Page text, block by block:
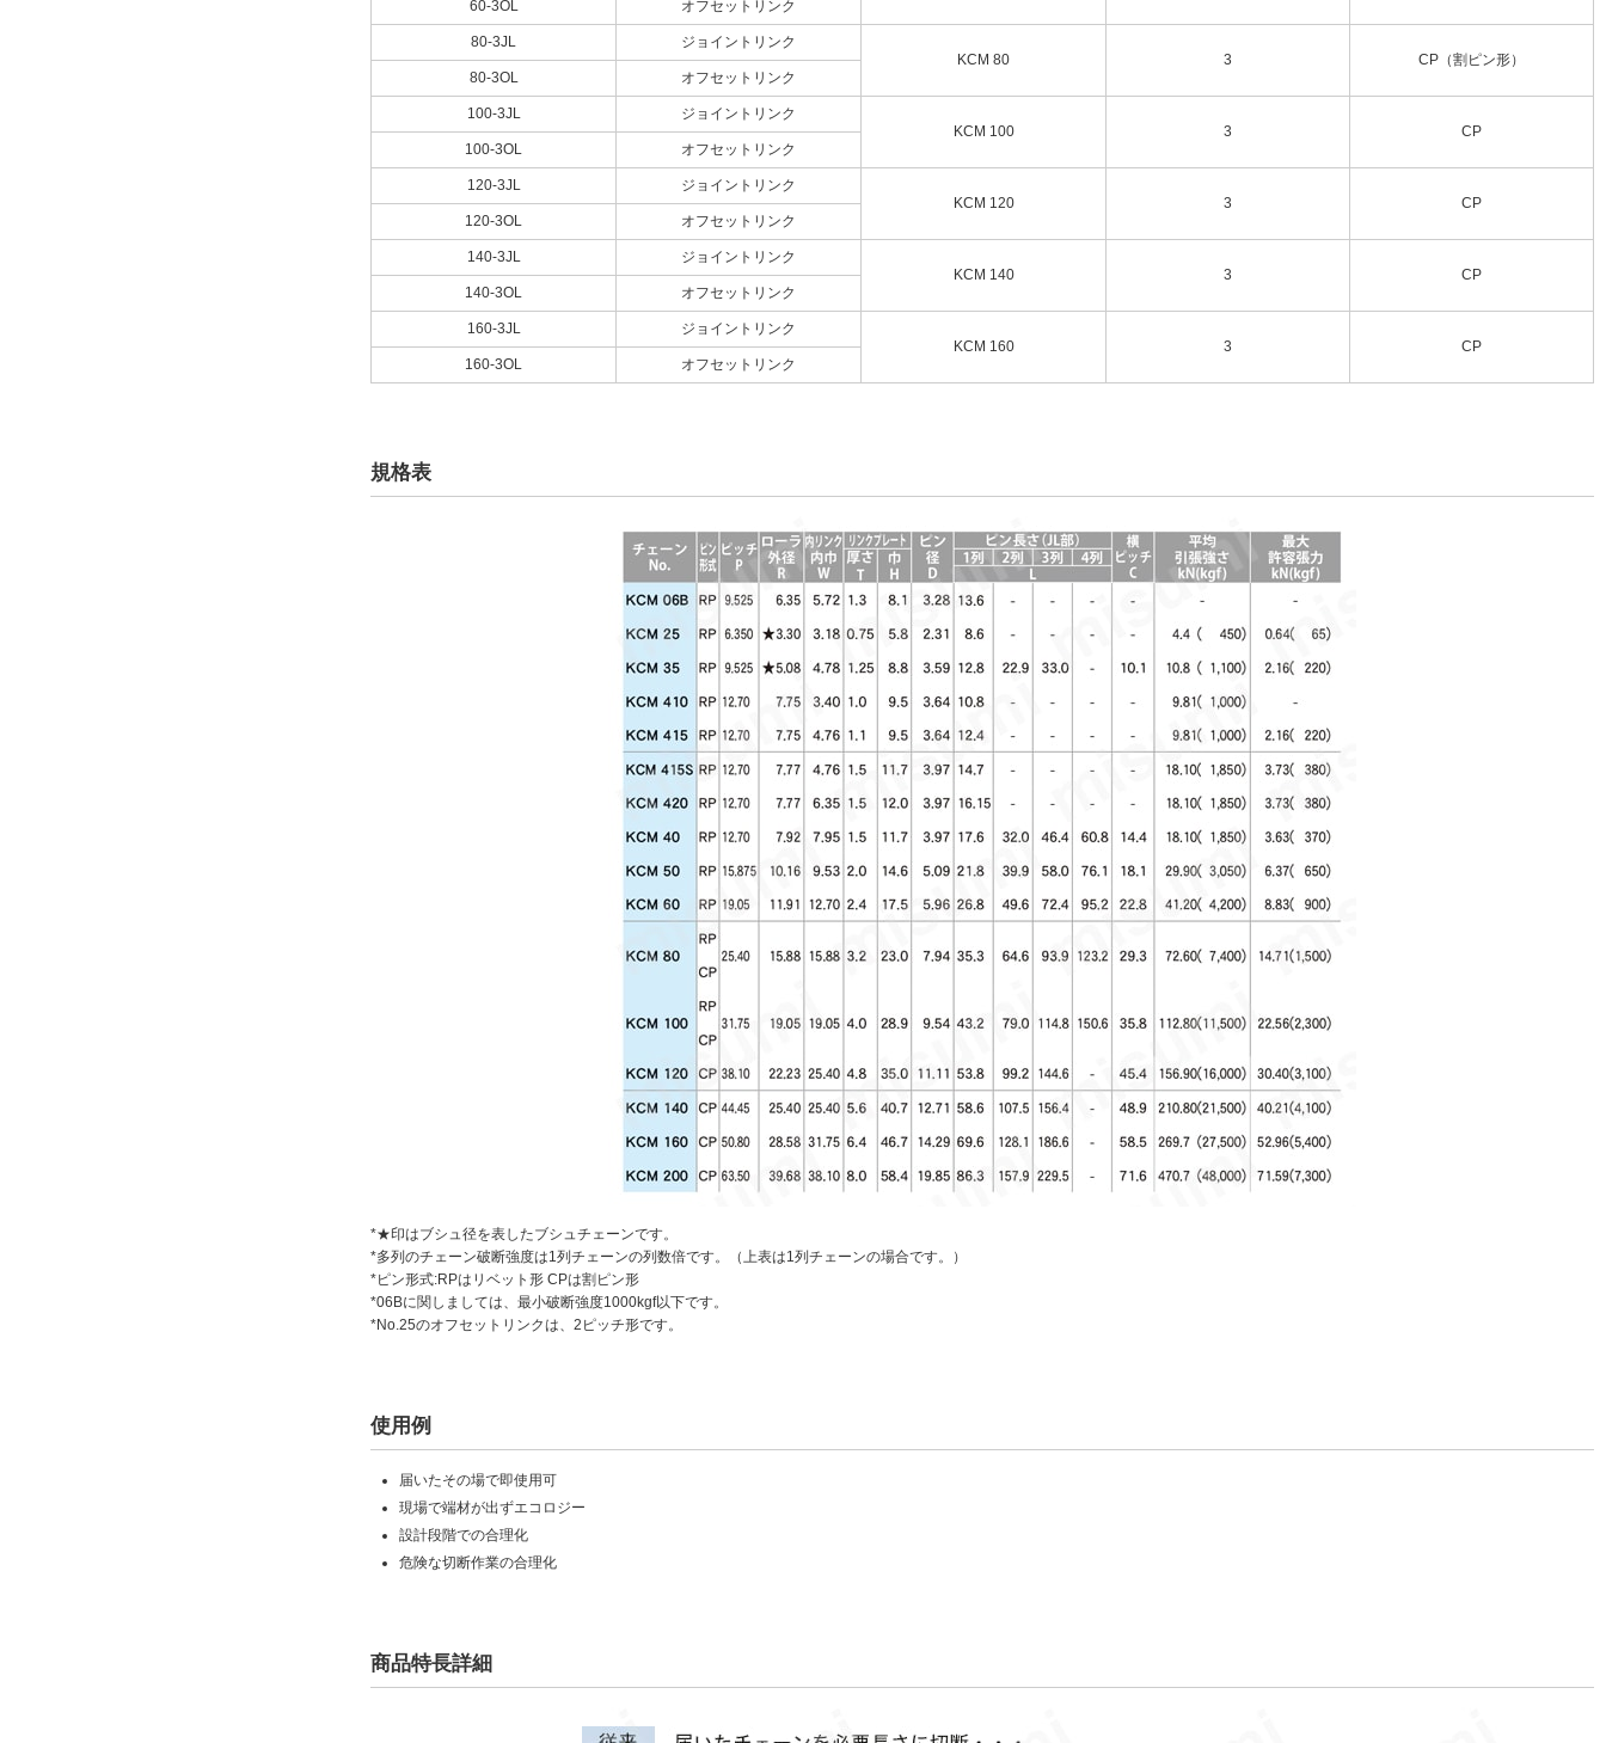
60-3OL
オフセットリンク
80-3JL
ジョイントリンク
KCM 80
3
CP（割ピン形）
80-3OL
オフセットリンク
100-3JL
ジョイントリンク
KCM 100
3
CP
100-3OL
オフセットリンク
120-3JL
ジョイントリンク
KCM 120
3
CP
120-3OL
オフセットリンク
140-3JL
ジョイントリンク
KCM 140
3
CP
140-3OL
オフセットリンク
160-3JL
ジョイントリンク
KCM 160
3
CP
160-3OL
オフセットリンク
規格表
*★印はブシュ径を表したブシュチェーンです。
*多列のチェーン破断強度は1列チェーンの列数倍です。（上表は1列チェーンの場合です。）
*ピン形式:RPはリベット形 CPは割ピン形
*06Bに関しましては、最小破断強度1000kgf以下です。
*No.25のオフセットリンクは、2ピッチ形です。
使用例
届いたその場で即使用可
現場で端材が出ずエコロジー
設計段階での合理化
危険な切断作業の合理化
商品特長詳細